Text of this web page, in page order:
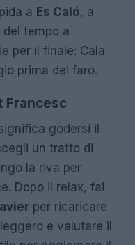
a Es Caló, a
tempo a
per il finale: Cala
prima del faro.
Francesc
godersi il
un tratto di
la riva per
Dopo il relax, fai
per ricaricare
e valutare il